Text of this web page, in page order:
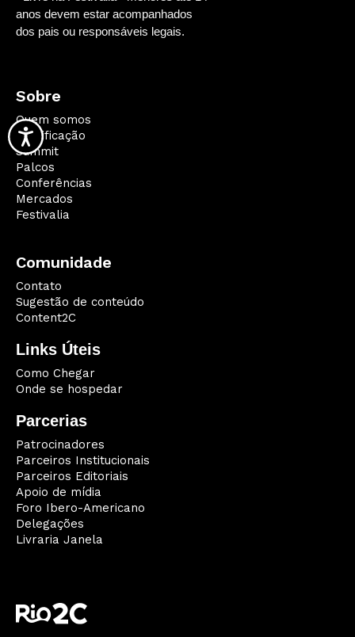
anos devem estar acompanhados
dos pais ou responsáveis legais.
Sobre
Quem somos
Qualificação
Summit
Palcos
Conferências
Mercados
Festivalia
Comunidade
Contato
Sugestão de conteúdo
Content2C
Links Úteis
Como Chegar
Onde se hospedar
Parcerias
Patrocinadores
Parceiros Institucionais
Parceiros Editoriais
Apoio de mídia
Foro Ibero-Americano
Delegações
Livraria Janela